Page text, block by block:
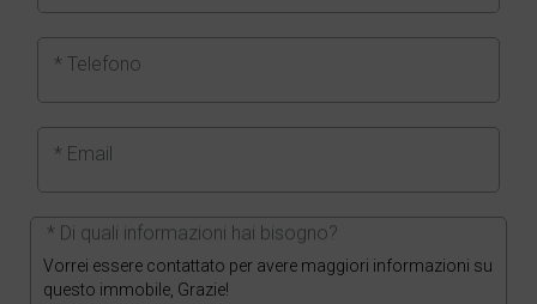
* Telefono
* Email
* Di quali informazioni hai bisogno?